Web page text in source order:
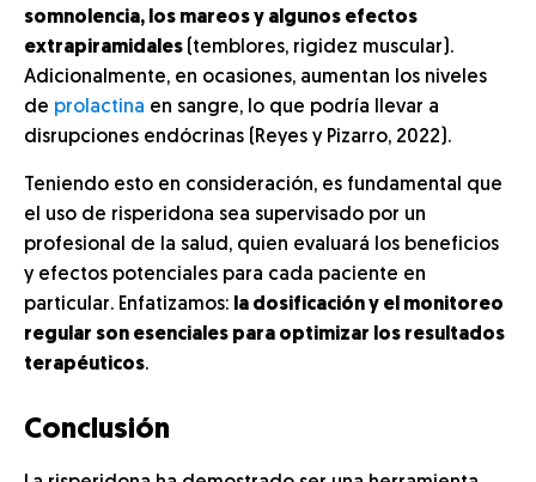
somnolencia, los mareos y algunos efectos
extrapiramidales (temblores, rigidez muscular).
Adicionalmente, en ocasiones, aumentan los niveles
de prolactina en sangre, lo que podría llevar a
disrupciones endócrinas (Reyes y Pizarro, 2022).
Teniendo esto en consideración, es fundamental que
el uso de risperidona sea supervisado por un
profesional de la salud, quien evaluará los beneficios
y efectos potenciales para cada paciente en
particular. Enfatizamos: la dosificación y el monitoreo
regular son esenciales para optimizar los resultados
terapéuticos.
Conclusión